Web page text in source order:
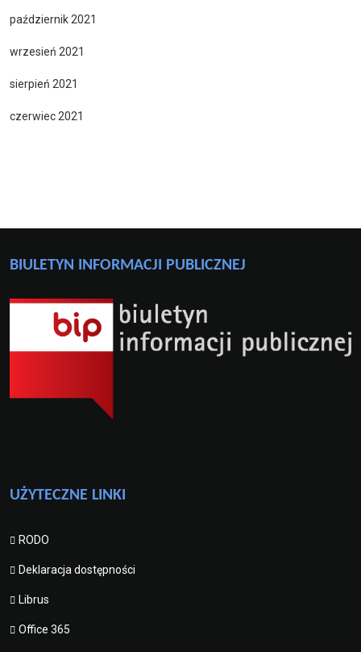
październik 2021
wrzesień 2021
sierpień 2021
czerwiec 2021
BIULETYN INFORMACJI PUBLICZNEJ
UŻYTECZNE LINKI
RODO
Deklaracja dostępności
Librus
Office 365